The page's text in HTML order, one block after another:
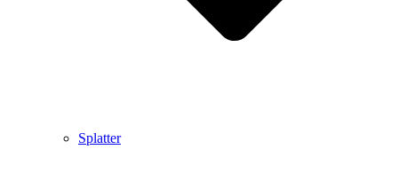
Splatter